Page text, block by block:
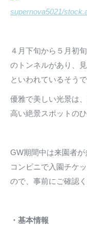
supernova5021/
４月下旬から５月初
のトンネルがあり、
といわれているそうで
優雅で美しい光景は
高い絶景スポットのひ
GW期間中は来園者
コンビニで入園チケ
ので、事前にご確認く
・基本情報